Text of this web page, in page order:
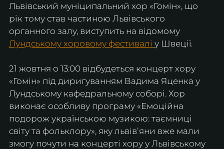
Львівський муніципальний хор «Гомін», що
рік тому став частиною Львівського
органного залу, виступить на відомому
Лундському хоровому фестивалі у Швеції.
21 жовтня о 13:00 відбудеться концерт хору
«Гомін» під диригуванням Вадима Яценка у
Лундському кафедральному соборі. Хор
виконає особливу програму «Емоційна
подорож українською музикою: таємниці
світу та фольклору», яку львівʼяни вже мали
змогу почути на концерті хору у Львівському